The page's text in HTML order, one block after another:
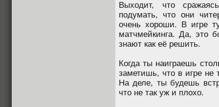
Выходит, что
подумать, что они
очень хороши. В игре
матчмейкинга. Да, это
знают как её решить.
Когда ты наиграешь
заметишь, что в игре не
На деле, ты будешь
что не так уж и плохо.